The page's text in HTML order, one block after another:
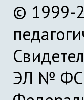
© 1999-
ЭЛ №